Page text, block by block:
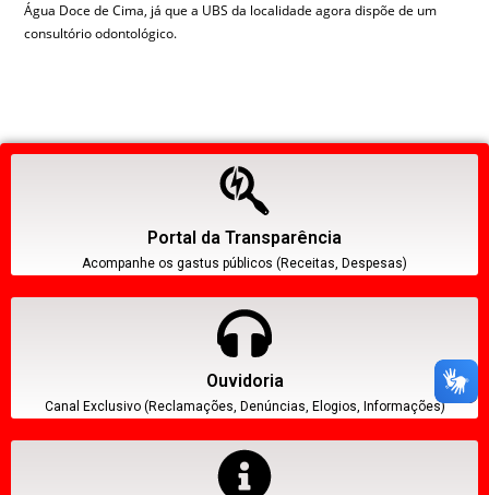
Água Doce de Cima, já que a UBS da localidade agora dispõe de um
consultório odontológico.
Portal da Transparência
Acompanhe os gastus públicos (Receitas, Despesas)
Ouvidoria
Canal Exclusivo (Reclamações, Denúncias, Elogios, Informações)